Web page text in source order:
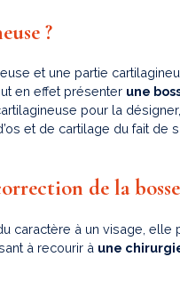
?
et une partie
en effet présenter une
pour la
et de cartilage du fait de
de la bosse
caractère à un visage, elle
à recourir à une